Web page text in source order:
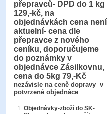
přepravců- DPD do 1 kg
129,-kč, na
objednávkách cena není
aktuelní- cena dle
přepravce z nového
ceníku, doporučujeme
do poznámky v
objednávce Zásilkovnu,
cena do 5kg 79,-Kč
nezávisle na ceně dopravy v
potvrzené objednáce
Objednávky-zboží do SK-